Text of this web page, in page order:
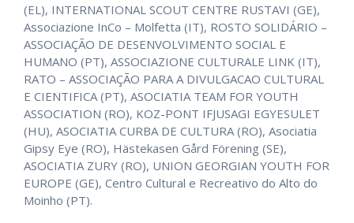
(EL), INTERNATIONAL SCOUT CENTRE RUSTAVI (GE),
Associazione InCo – Molfetta (IT), ROSTO SOLIDÁRIO –
ASSOCIAÇÃO DE DESENVOLVIMENTO SOCIAL E
HUMANO (PT), ASSOCIAZIONE CULTURALE LINK (IT),
RATO – ASSOCIAÇÃO PARA A DIVULGACAO CULTURAL
E CIENTIFICA (PT), ASOCIATIA TEAM FOR YOUTH
ASSOCIATION (RO), KOZ-PONT IFJUSAGI EGYESULET
(HU), ASOCIATIA CURBA DE CULTURA (RO), Asociatia
Gipsy Eye (RO), Hästekasen Gård Förening (SE),
ASOCIATIA ZURY (RO), UNION GEORGIAN YOUTH FOR
EUROPE (GE), Centro Cultural e Recreativo do Alto do
Moinho (PT).